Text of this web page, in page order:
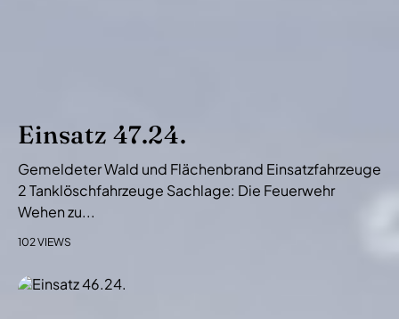
Einsatz 47.24.
Gemeldeter Wald und Flächenbrand Einsatzfahrzeuge
2 Tanklöschfahrzeuge Sachlage: Die Feuerwehr
Wehen zu...
102 VIEWS